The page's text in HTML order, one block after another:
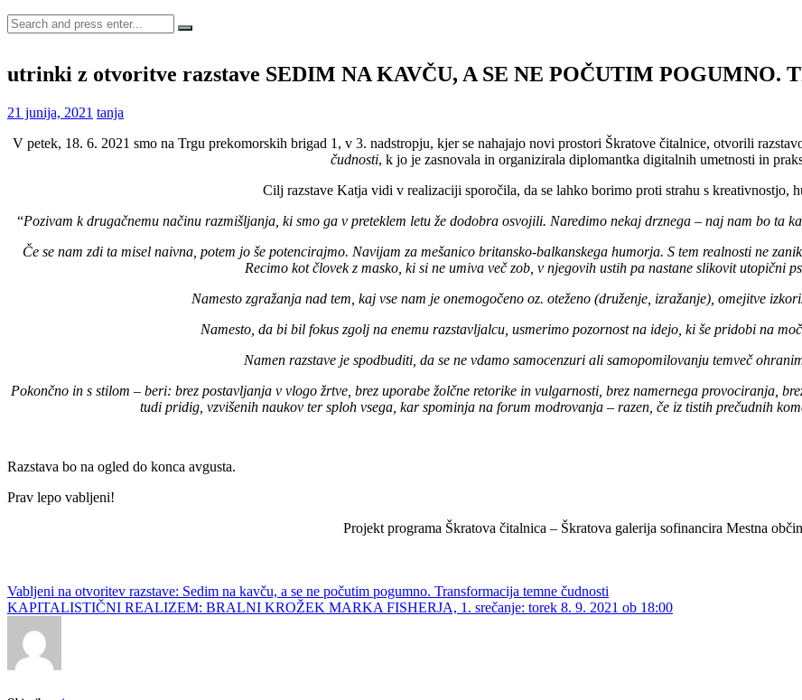
Search
for:
utrinki z otvoritve razstave SEDIM NA KAVČU, A SE NE POČUTIM POGUMNO.
21 junija, 2021 tanja
V petek, 18. 6. 2021 smo na Trgu prekomorskih brigad 1, v 3. nadstropju, kjer se nahajajo novi prostori Škratove čitalnice, otvorili
čudnosti, k jo je zasnovala in organizirala diplomantka digitalnih umetnosti in
Cilj razstave Katja vidi v realizaciji sporočila, da se lahko borimo proti strahu s kreativnostjo,
“Pozivam k drugačnemu načinu razmišljanja, ki smo ga v preteklem letu že dodobra osvojili. Naredimo nekaj drznega – naj nam bo ta
Če se nam zdi ta misel naivna, potem jo še potencirajmo. Navijam za mešanico britansko-balkanskega humorja. S tem realnosti ne
Recimo kot človek z masko, ki si ne umiva več zob, v njegovih ustih pa nastane slikovit utopični
Namesto zgražanja nad tem, kaj vse nam je onemogočeno oz. oteženo (druženje, izražanje), omejitve
Namesto, da bi bil fokus zgolj na enemu razstavljalcu, usmerimo pozornost na idejo, ki še pridobi na
Namen razstave je spodbuditi, da se ne vdamo samocenzuri ali samopomilovanju temveč
Pokončno in s stilom – beri: brez postavljanja v vlogo žrtve, brez uporabe žolčne retorike in vulgarnosti, brez namernega provociranja,
tudi pridig, vzvišenih naukov ter sploh vsega, kar spominja na forum modrovanja – razen, če iz tistih prečudnih
Razstava bo na ogled do konca avgusta.
Prav lepo vabljeni!
Projekt programa Škratova čitalnica – Škratova galerija sofinancira Mestna
Post
navigation
Vabljeni na otvoritev razstave: Sedim na kavču, a se ne počutim pogumno. Transformacija temne čudnosti
KAPITALISTIČNI REALIZEM: BRALNI KROŽEK MARKA FISHERJA, 1. srečanje: torek 8. 9. 2021 ob 18:00